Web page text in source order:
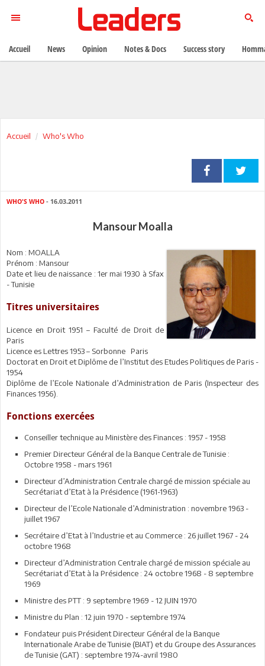
Accueil Who's Who
WHO'S WHO - 16.03.2011
Mansour Moalla
Nom : MOALLA
Prénom : Mansour
Date et lieu de naissance : 1er mai 1930 à Sfax
- Tunisie
Titres universitaires
Licence en Droit 1951 – Faculté de Droit de
Paris
Licence es Lettres 1953 – Sorbonne Paris
Doctorat en Droit et Diplôme de l’Institut des Etudes Politiques de Paris -
1954
Diplôme de l’Ecole Nationale d’Administration de Paris (Inspecteur des
Finances 1956).
Fonctions exercées
Conseiller technique au Ministère des Finances : 1957 - 1958
Premier Directeur Général de la Banque Centrale de Tunisie :
Octobre 1958 - mars 1961
Directeur d’Administration Centrale chargé de mission spéciale au
Secrétariat d’Etat à la Présidence (1961-1963)
Directeur de l’Ecole Nationale d’Administration : novembre 1963 -
juillet 1967
Secrétaire d’Etat à l’Industrie et au Commerce : 26 juillet 1967 - 24
octobre 1968
Directeur d’Administration Centrale chargé de mission spéciale au
Secrétariat d’Etat à la Présidence : 24 octobre 1968 - 8 septembre
1969
Ministre des PTT : 9 septembre 1969 - 12 JUIN 1970
Ministre du Plan : 12 juin 1970 - septembre 1974
Fondateur puis Président Directeur Général de la Banque
Internationale Arabe de Tunisie (BIAT) et du Groupe des Assurances
de Tunisie (GAT) : septembre 1974-avril 1980
Accueil News Opinion Notes & Docs Success story